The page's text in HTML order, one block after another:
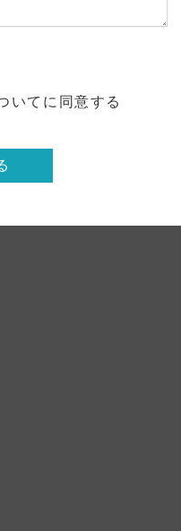
いてに同意する